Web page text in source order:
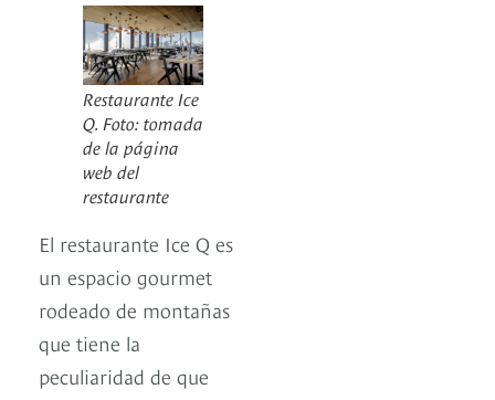
Restaurante Ice
Q. Foto: tomada
de la página
web del
restaurante
El restaurante Ice Q es
un espacio gourmet
rodeado de montañas
que tiene la
peculiaridad de que